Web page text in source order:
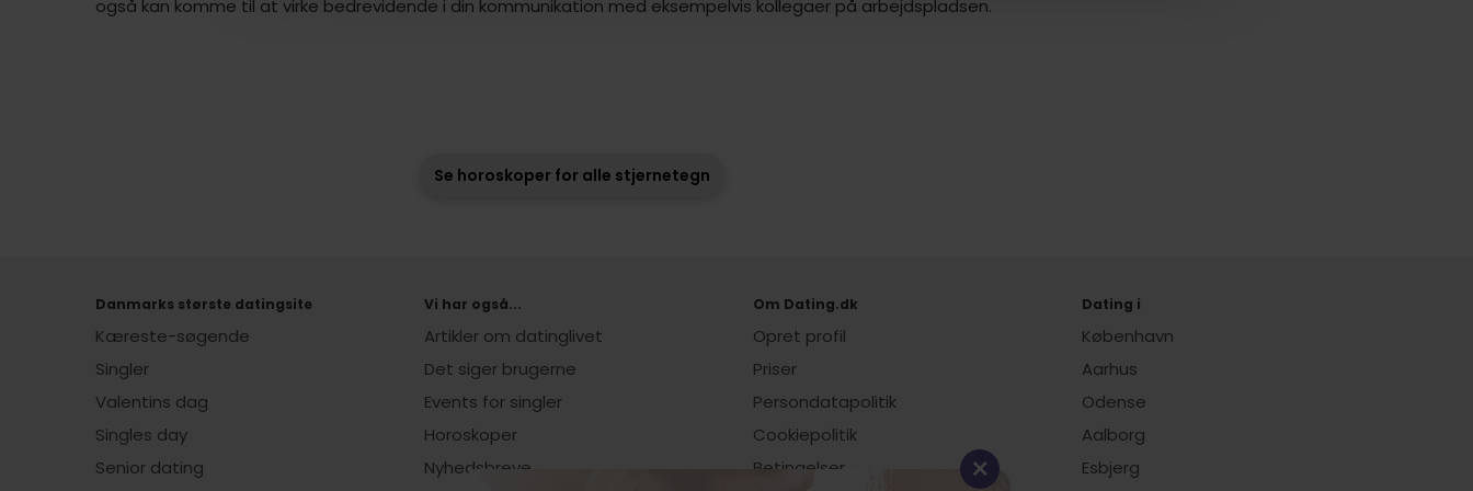
også kan komme til at virke bedrevidende i din kommunikation med eksempelvis kollegaer på arbejdspladsen.
Se horoskoper for alle stjernetegn
Danmarks største datingsite
Kæreste-søgende
Singler
Valentins dag
Singles day
Senior dating
Vi har også...
Artikler om datinglivet
Det siger brugerne
Events for singler
Horoskoper
Nyhedsbreve
Om Dating.dk
Opret profil
Priser
Persondatapolitik
Cookiepolitik
Betingelser
Dating i
København
Aarhus
Odense
Aalborg
Esbjerg